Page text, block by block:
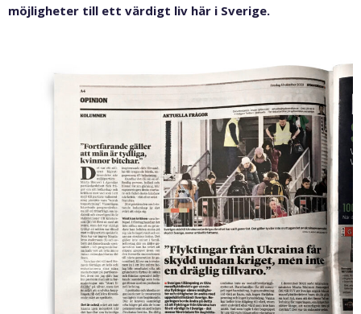
möjligheter till ett värdigt liv här i Sverige.